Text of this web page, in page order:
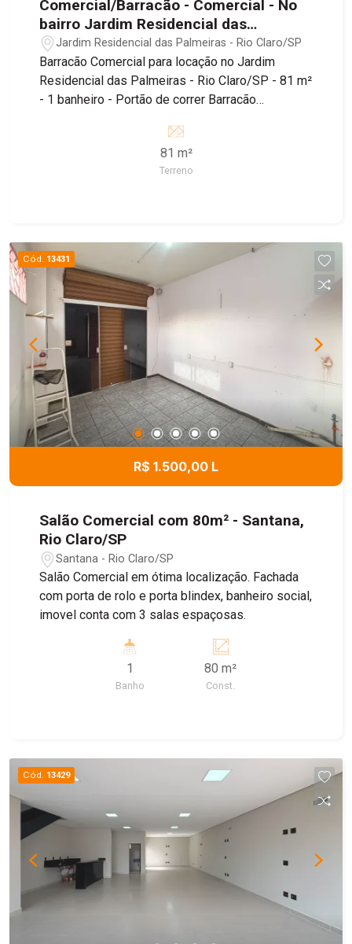
Comercial/Barracão - Comercial - No
bairro Jardim Residencial das
Palmeiras
Jardim Residencial das Palmeiras - Rio Claro/SP
Barracão Comercial para locação no Jardim
Residencial das Palmeiras - Rio Claro/SP - 81 m²
- 1 banheiro - Portão de correr Barracão
Palmeiras, sendo próximo ao Supermercado
Tropical, Padaria Estrela de Ouro e Farmácia
Droga Raia, além de fácil acesso à Estrada dos
81 m²
Terreno
Cód. 13431
R$ 1.500,00 L
Salão Comercial com 80m² - Santana,
Rio Claro/SP
Santana - Rio Claro/SP
Salão Comercial em ótima localização. Fachada
com porta de rolo e porta blindex, banheiro social,
imovel conta com 3 salas espaçosas.
1
Banho
80 m²
Const.
Cód. 13429